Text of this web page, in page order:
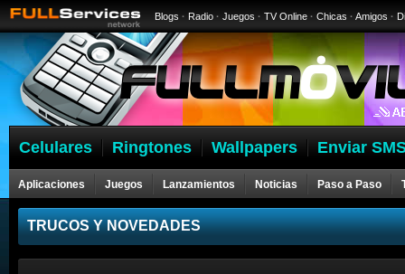
Blogs · Radio · Juegos · TV Online · Chicas · Amigos ·
Celulares Ringtones Wallpapers Enviar
Aplicaciones Juegos Lanzamientos Noticias Paso a Paso
Celulares
TRUCOS Y NOVEDADES